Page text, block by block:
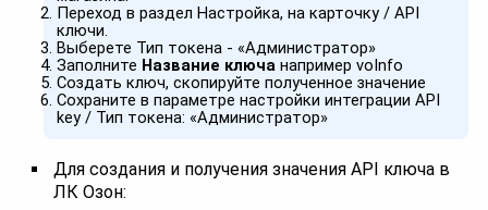
Переход в раздел Настройка, на карточку / API
ключи.
Выберете Тип токена - «Администратор»
Заполните Название ключа например voInfo
Создать ключ, скопируйте полученное значение
Сохраните в параметре настройки интеграции API
key / Тип токена: «Администратор»
Для создания и получения значения API ключа в
ЛК Озон: